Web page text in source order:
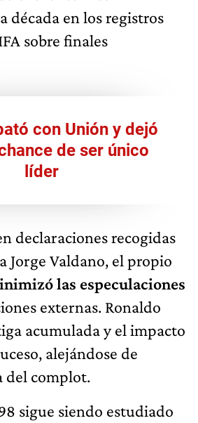
década en los registros
sobre finales
con Unión y dejó
de ser único
líder
declaraciones recogidas
Jorge Valdano, el propio
las especulaciones
externas. Ronaldo
acumulada y el impacto
alejándose de
del complot.
sigue siendo estudiado